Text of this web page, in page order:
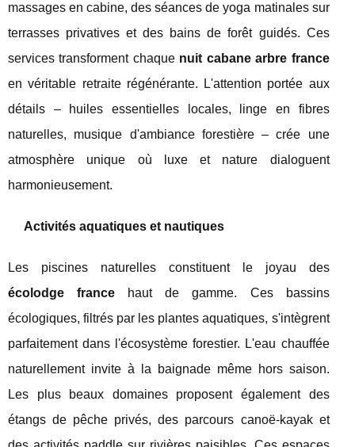
massages en cabine, des séances de yoga matinales sur
terrasses privatives et des bains de forêt guidés. Ces
services transforment chaque nuit cabane arbre france
en véritable retraite régénérante. L'attention portée aux
détails – huiles essentielles locales, linge en fibres
naturelles, musique d'ambiance forestière – crée une
atmosphère unique où luxe et nature dialoguent
harmonieusement.
Activités aquatiques et nautiques
Les piscines naturelles constituent le joyau des
écolodge france haut de gamme. Ces bassins
écologiques, filtrés par les plantes aquatiques, s'intègrent
parfaitement dans l'écosystème forestier. L'eau chauffée
naturellement invite à la baignade même hors saison.
Les plus beaux domaines proposent également des
étangs de pêche privés, des parcours canoë-kayak et